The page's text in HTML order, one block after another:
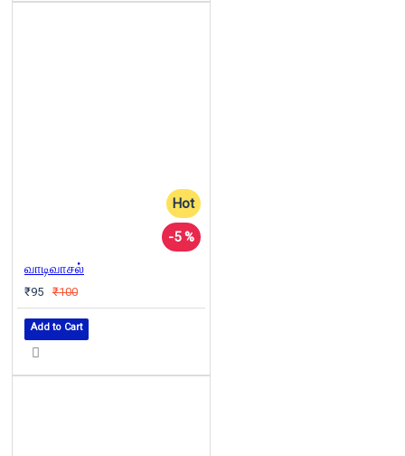
Hot
-5 %
வாடிவாசல்
₹95 ₹100
Add to Cart